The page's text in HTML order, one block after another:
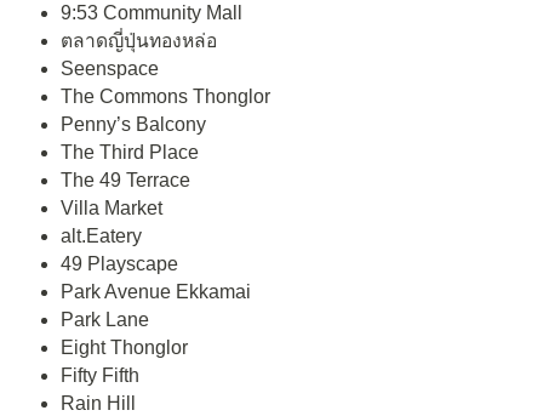
9:53 Community Mall
ตลาดญี่ปุ่นทองหล่อ
Seenspace
The Commons Thonglor
Penny’s Balcony
The Third Place
The 49 Terrace
Villa Market
alt.Eatery
49 Playscape
Park Avenue Ekkamai
Park Lane
Eight Thonglor
Fifty Fifth
Rain Hill